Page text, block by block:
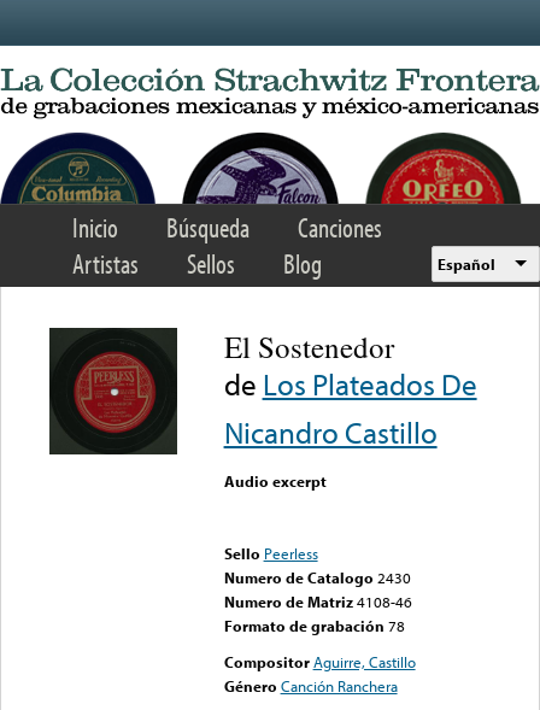
Inicio Búsqueda
Canciones
Artistas
Sellos Blog Español
El Sostenedor
de Los Plateados De
Nicandro Castillo
Audio excerpt
Sello Peerless
Numero de Catalogo 2430
Numero de Matriz 4108-46
Formato de grabación 78
Compositor Aguirre, Castillo
Género Canción Ranchera